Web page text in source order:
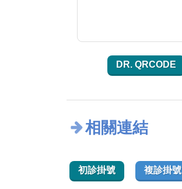
DR. QRCODE
相關連結
初診掛號 複診掛號